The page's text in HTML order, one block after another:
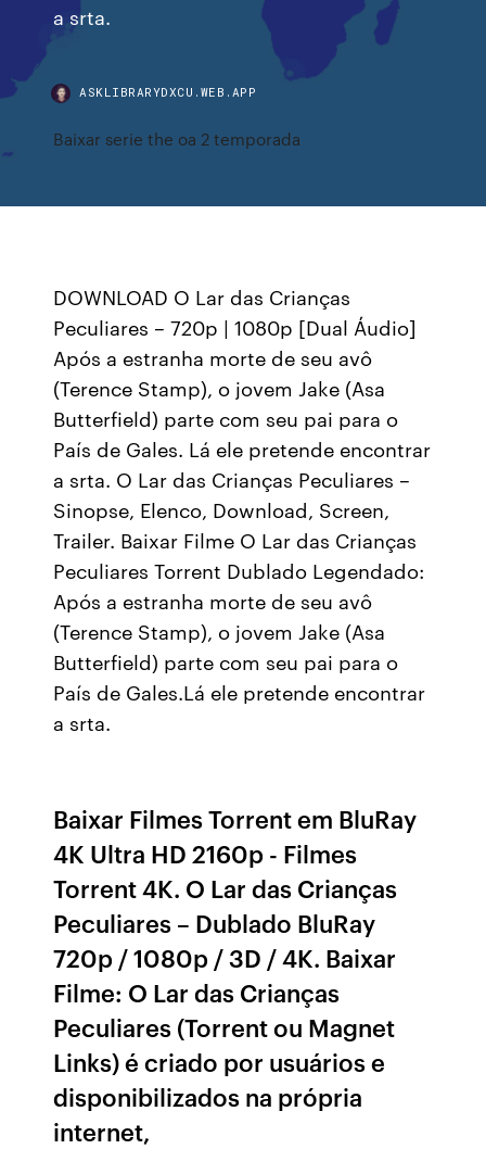
a srta.
ASKLIBRARYDXCU.WEB.APP
Baixar serie the oa 2 temporada
DOWNLOAD O Lar das Crianças
Peculiares – 720p | 1080p [Dual Áudio]
Após a estranha morte de seu avô
(Terence Stamp), o jovem Jake (Asa
Butterfield) parte com seu pai para o
País de Gales. Lá ele pretende encontrar
a srta. O Lar das Crianças Peculiares –
Sinopse, Elenco, Download, Screen,
Trailer. Baixar Filme O Lar das Crianças
Peculiares Torrent Dublado Legendado:
Após a estranha morte de seu avô
(Terence Stamp), o jovem Jake (Asa
Butterfield) parte com seu pai para o
País de Gales.Lá ele pretende encontrar
a srta.
Baixar Filmes Torrent em BluRay
4K Ultra HD 2160p - Filmes
Torrent 4K. O Lar das Crianças
Peculiares – Dublado BluRay
720p / 1080p / 3D / 4K. Baixar
Filme: O Lar das Crianças
Peculiares (Torrent ou Magnet
Links) é criado por usuários e
disponibilizados na própria
internet,